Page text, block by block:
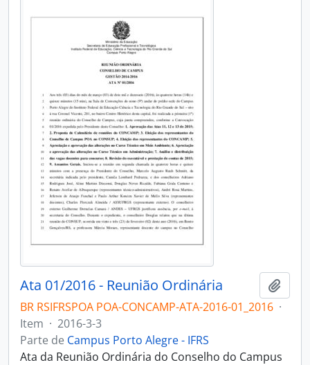
Ata 01/2016 - Reunião Ordinária
BR RSIFRSPOA POA-CONCAMP-ATA-2016-01_2016 ·
Item · 2016-3-3
Parte de Campus Porto Alegre - IFRS
Ata da Reunião Ordinária do Conselho do Campus